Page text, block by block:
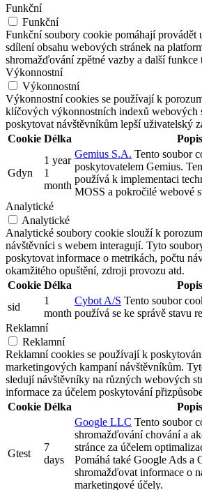
Funkční
Funkční
Funkční soubory cookie pomáhají provádět
sdílení obsahu webových stránek na
shromažďování zpětné vazby a další funkce
Výkonnostní
Výkonnostní
Výkonnostní cookies se používají k
klíčových výkonnostních indexů webových
poskytovat návštěvníkům lepší uživatelský
Cookie Délka Popis
Gdyn
1 year
1
month
Gemius S.A. Tento soubor
poskytovatelem Gemius.
používá k implementaci
MOSS a pokročilé webové
Analytické
Analytické
Analytické soubory cookie slouží k
návštěvníci s webem interagují. Tyto
poskytovat informace o metrikách, počtu
okamžitého opuštění, zdroji provozu atd.
Cookie Délka
Popis
sid
1
month
Cybot A/S Tento soubor
používá se ke správě stavu
Reklamní
Reklamní
Reklamní cookies se používají k
marketingových kampaní návštěvníkům.
sledují návštěvníky na různých webových
informace za účelem poskytování
Cookie Délka Popis
Gtest
7
days
Google LLC Tento soubor
shromažďování chování a
stránce za účelem
Pomáhá také Google Ads a
shromažďovat informace o
marketingové účely.